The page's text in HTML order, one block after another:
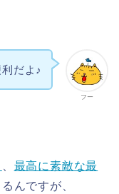
フー
だよ♪
最高に素敵な最
んですが、